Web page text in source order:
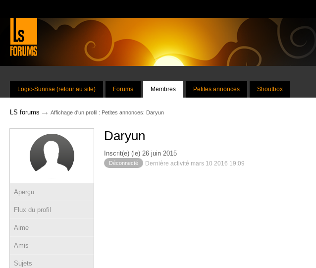
Logic-Sunrise (retour au site) Forums Membres Petites annonces Shoutbox
LS forums → Affichage d'un profil : Petites annonces: Daryun
Aperçu
Flux du profil
Aime
Amis
Sujets
Daryun
Inscrit(e) (le) 26 juin 2015
Déconnecté Dernière activité mars 10 2016 19:09